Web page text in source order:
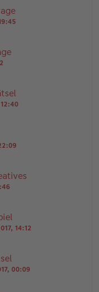
12:40
14:12
00:09